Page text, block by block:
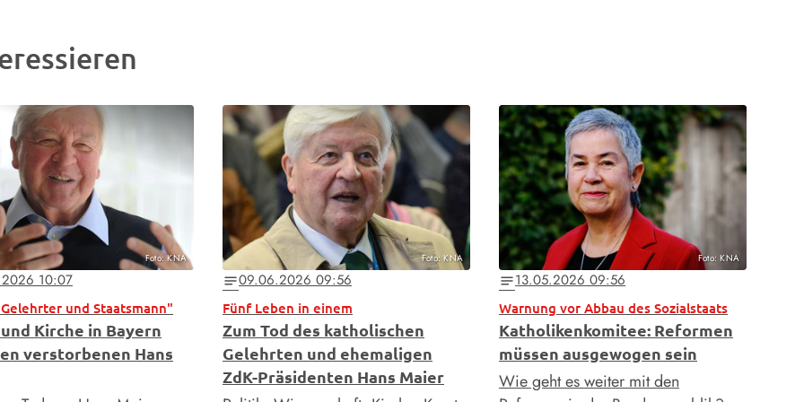
Foto: KNA
10:07
und Staatsmann"
Kirche in Bayern
verstorbenen Hans
Foto: KNA
notes09.06.2026 09:56
Fünf Leben in einem
Zum Tod des katholischen
Gelehrten und ehemaligen
ZdK-Präsidenten Hans Maier
Foto: KNA
notes13.05.2026 09:56
Warnung vor Abbau des Sozialstaats
Katholikenkomitee: Reformen
müssen ausgewogen sein
Wie geht es weiter mit den